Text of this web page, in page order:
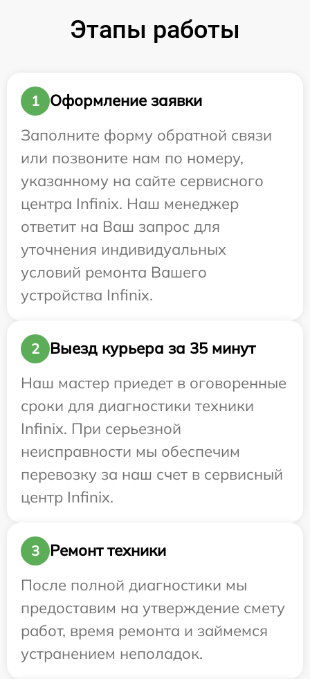
Этапы работы
1
Оформление заявки
Заполните форму обратной связи
или позвоните нам по номеру,
указанному на сайте сервисного
центра Infinix. Наш менеджер
ответит на Ваш запрос для
уточнения индивидуальных
условий ремонта Вашего
устройства Infinix.
2
Выезд курьера за 35 минут
Наш мастер приедет в оговоренные
сроки для диагностики техники
Infinix. При серьезной
неисправности мы обеспечим
перевозку за наш счет в сервисный
центр Infinix.
3
Ремонт техники
После полной диагностики мы
предоставим на утверждение смету
работ, время ремонта и займемся
устранением неполадок.